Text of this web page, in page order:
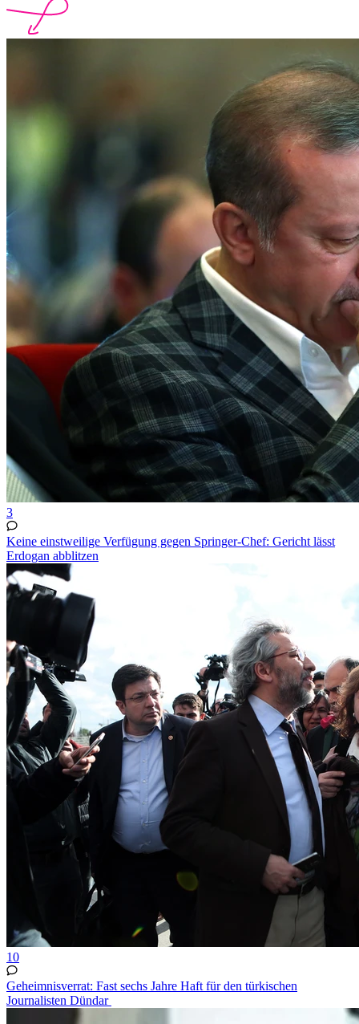
3
Keine einstweilige Verfügung gegen Springer-Chef: Gericht lässt
Erdogan abblitzen
10
Geheimnisverrat: Fast sechs Jahre Haft für den türkischen
Journalisten Dündar